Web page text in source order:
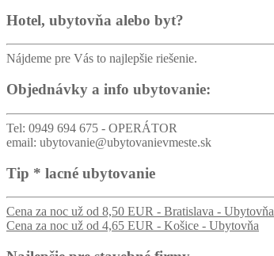
Hotel, ubytovňa alebo byt?
Nájdeme pre Vás to najlepšie riešenie.
Objednávky a info ubytovanie:
Tel: 0949 694 675 - OPERÁTOR
email: ubytovanie@ubytovanievmeste.sk
Tip * lacné ubytovanie
Cena za noc už od 8,50 EUR - Bratislava - Ubytovňa
Cena za noc už od 4,65 EUR - Košice - Ubytovňa